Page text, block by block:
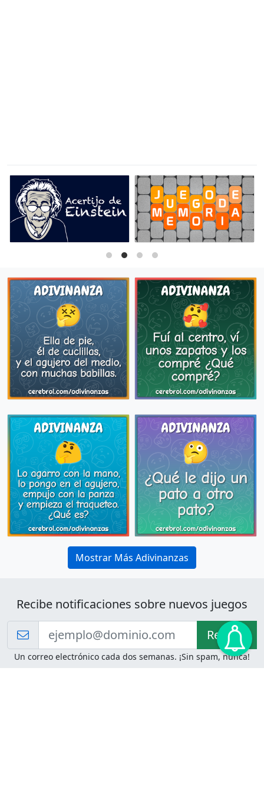
Mostrar Más Adivinanzas
Recibe notificaciones sobre nuevos juegos
Recibir!
Un correo electrónico cada dos semanas. ¡Sin spam, nunca!